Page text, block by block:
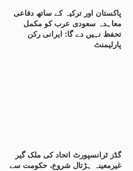
پاکستان اور ترکیہ کے ساتھ دفاعی
معاہدہ سعودی عرب کو مکمل
تحفظ نہیں دے گا: ایرانی رکن
پارلیمنٹ
گڈز ٹرانسپورٹ اتحاد کی ملک گیر
غیرمعینہ ہڑتال شروع، حکومت سے